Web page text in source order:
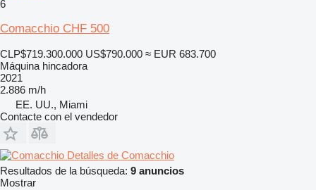
6
Comacchio CHF 500
CLP$719.300.000 US$790.000 ≈ EUR 683.700
Máquina hincadora
2021
2.886 m/h
EE. UU., Miami
Contacte con el vendedor
Detalles de Comacchio
Resultados de la búsqueda: 9 anuncios
Mostrar